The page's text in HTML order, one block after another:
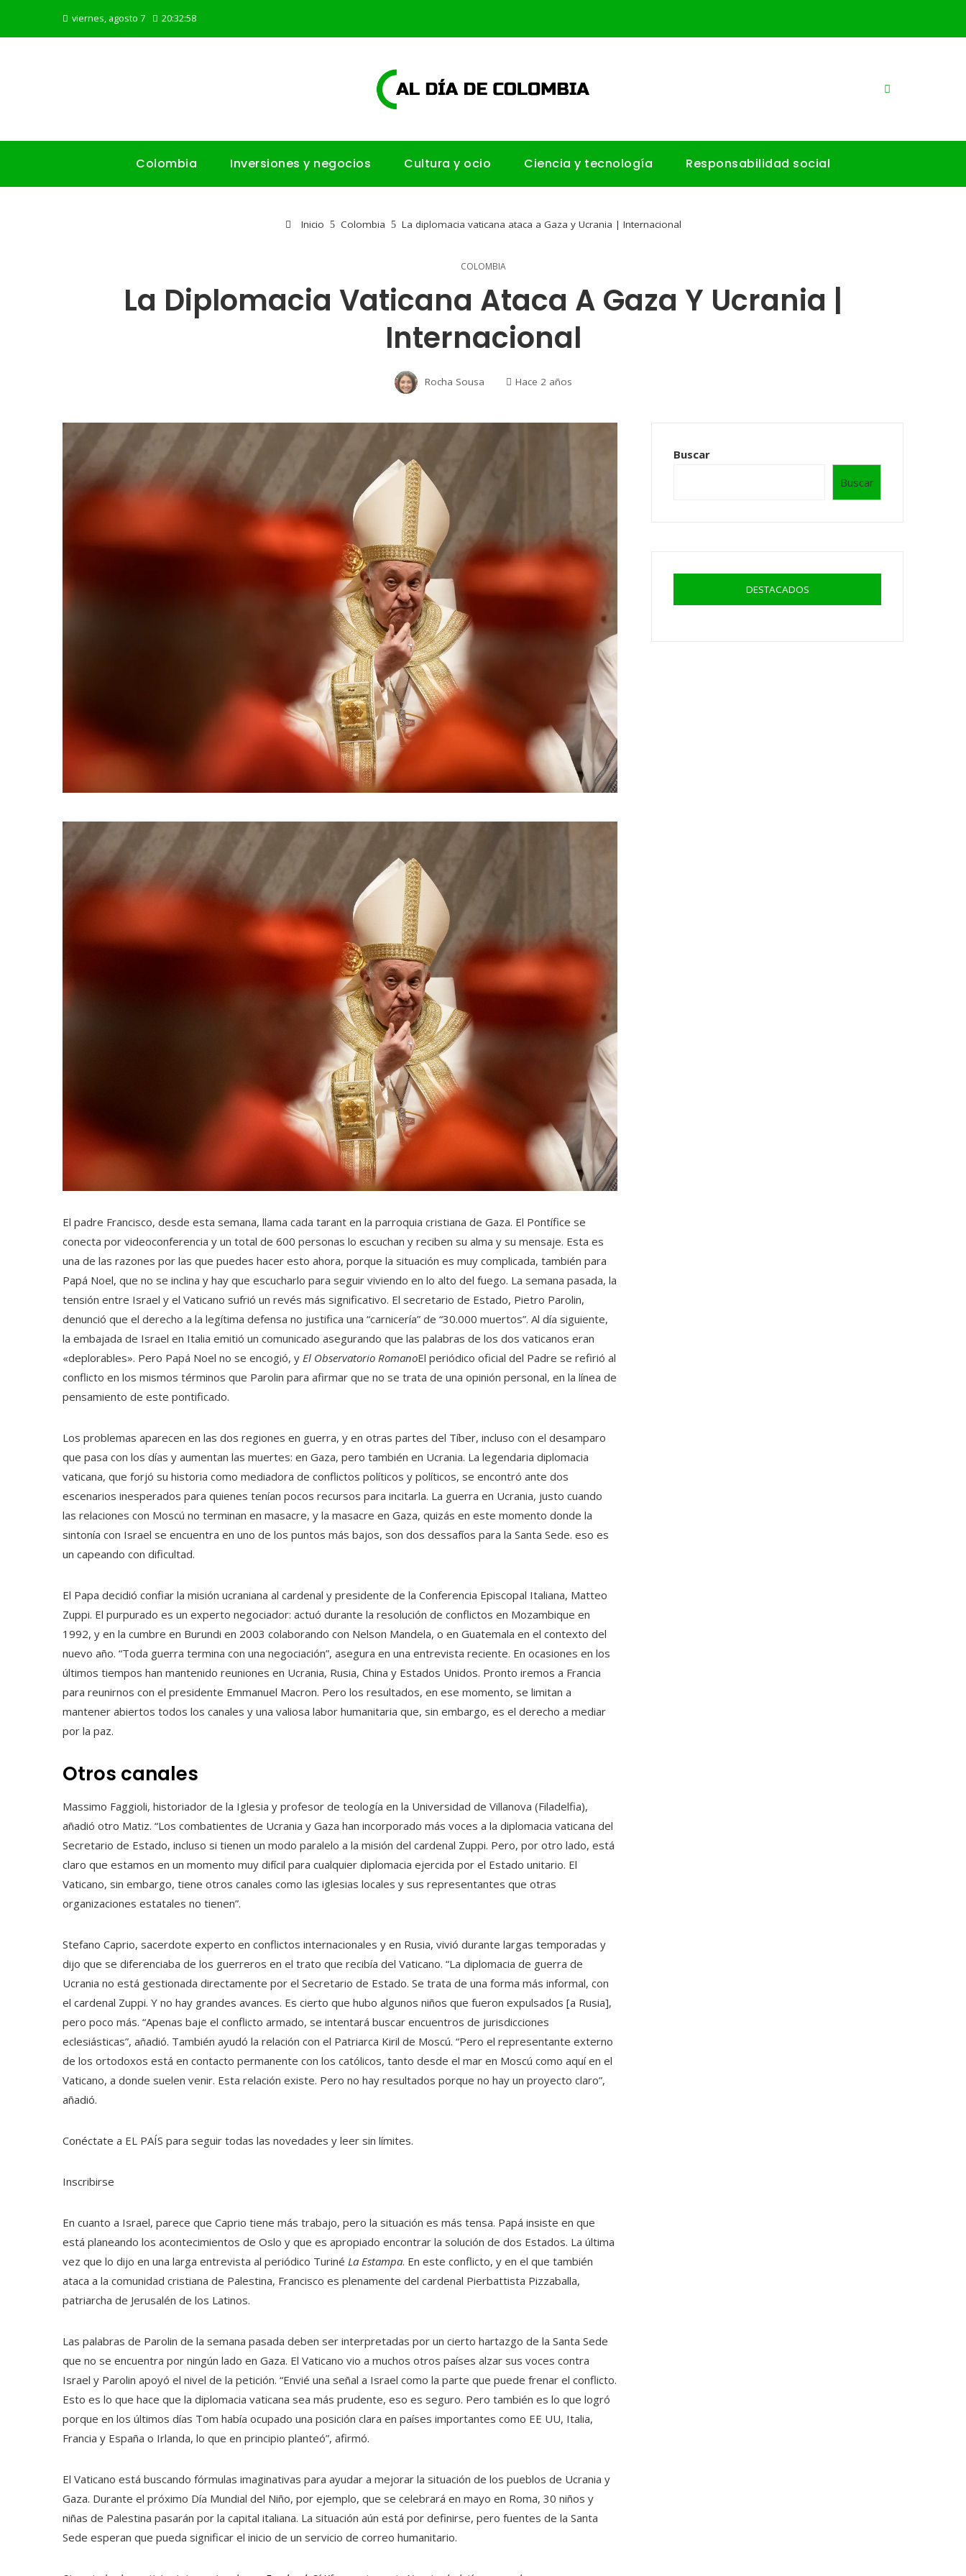
viernes, agosto 7 20:33:00
Colombia Inversiones y negocios Cultura y ocio Ciencia y tecnología Responsabilidad social
Inicio Colombia La diplomacia vaticana ataca a Gaza y Ucrania | Internacional
COLOMBIA
La Diplomacia Vaticana Ataca A Gaza Y Ucrania |
Internacional
Rocha Sousa Hace 2 años
El padre Francisco, desde esta semana, llama cada tarant en la parroquia cristiana de Gaza. El Pontífice se
conecta por videoconferencia y un total de 600 personas lo escuchan y reciben su alma y su mensaje. Esta es
una de las razones por las que puedes hacer esto ahora, porque la situación es muy complicada, también para
Papá Noel, que no se inclina y hay que escucharlo para seguir viviendo en lo alto del fuego. La semana pasada, la
tensión entre Israel y el Vaticano sufrió un revés más significativo. El secretario de Estado, Pietro Parolin,
denunció que el derecho a la legítima defensa no justifica una “carnicería” de “30.000 muertos”. Al día siguiente,
la embajada de Israel en Italia emitió un comunicado asegurando que las palabras de los dos vaticanos eran
«deplorables». Pero Papá Noel no se encogió, y El Observatorio RomanoEl periódico oficial del Padre se refirió al
conflicto en los mismos términos que Parolin para afirmar que no se trata de una opinión personal, en la línea de
pensamiento de este pontificado.
Los problemas aparecen en las dos regiones en guerra, y en otras partes del Tíber, incluso con el desamparo
que pasa con los días y aumentan las muertes: en Gaza, pero también en Ucrania. La legendaria diplomacia
vaticana, que forjó su historia como mediadora de conflictos políticos y políticos, se encontró ante dos
escenarios inesperados para quienes tenían pocos recursos para incitarla. La guerra en Ucrania, justo cuando
las relaciones con Moscú no terminan en masacre, y la masacre en Gaza, quizás en este momento donde la
sintonía con Israel se encuentra en uno de los puntos más bajos, son dos dessafíos para la Santa Sede. eso es
un capeando con dificultad.
El Papa decidió confiar la misión ucraniana al cardenal y presidente de la Conferencia Episcopal Italiana, Matteo
Zuppi. El purpurado es un experto negociador: actuó durante la resolución de conflictos en Mozambique en
1992, y en la cumbre en Burundi en 2003 colaborando con Nelson Mandela, o en Guatemala en el contexto del
nuevo año. “Toda guerra termina con una negociación”, asegura en una entrevista reciente. En ocasiones en los
últimos tiempos han mantenido reuniones en Ucrania, Rusia, China y Estados Unidos. Pronto iremos a Francia
para reunirnos con el presidente Emmanuel Macron. Pero los resultados, en ese momento, se limitan a
mantener abiertos todos los canales y una valiosa labor humanitaria que, sin embargo, es el derecho a mediar
por la paz.
Otros canales
Massimo Faggioli, historiador de la Iglesia y profesor de teología en la Universidad de Villanova (Filadelfia),
añadió otro Matiz. “Los combatientes de Ucrania y Gaza han incorporado más voces a la diplomacia vaticana del
Secretario de Estado, incluso si tienen un modo paralelo a la misión del cardenal Zuppi. Pero, por otro lado, está
claro que estamos en un momento muy difícil para cualquier diplomacia ejercida por el Estado unitario. El
Vaticano, sin embargo, tiene otros canales como las iglesias locales y sus representantes que otras
organizaciones estatales no tienen”.
Stefano Caprio, sacerdote experto en conflictos internacionales y en Rusia, vivió durante largas temporadas y
dijo que se diferenciaba de los guerreros en el trato que recibía del Vaticano. “La diplomacia de guerra de
Ucrania no está gestionada directamente por el Secretario de Estado. Se trata de una forma más informal, con
el cardenal Zuppi. Y no hay grandes avances. Es cierto que hubo algunos niños que fueron expulsados [a Rusia],
pero poco más. “Apenas baje el conflicto armado, se intentará buscar encuentros de jurisdicciones
eclesiásticas”, añadió. También ayudó la relación con el Patriarca Kiril de Moscú. “Pero el representante externo
de los ortodoxos está en contacto permanente con los católicos, tanto desde el mar en Moscú como aquí en el
Vaticano, a donde suelen venir. Esta relación existe. Pero no hay resultados porque no hay un proyecto claro”,
añadió.
Conéctate a EL PAÍS para seguir todas las novedades y leer sin límites.
Inscribirse
En cuanto a Israel, parece que Caprio tiene más trabajo, pero la situación es más tensa. Papá insiste en que
está planeando los acontecimientos de Oslo y que es apropiado encontrar la solución de dos Estados. La última
vez que lo dijo en una larga entrevista al periódico Turiné La Estampa. En este conflicto, y en el que también
ataca a la comunidad cristiana de Palestina, Francisco es plenamente del cardenal Pierbattista Pizzaballa,
patriarcha de Jerusalén de los Latinos.
Las palabras de Parolin de la semana pasada deben ser interpretadas por un cierto hartazgo de la Santa Sede
que no se encuentra por ningún lado en Gaza. El Vaticano vio a muchos otros países alzar sus voces contra
Israel y Parolin apoyó el nivel de la petición. “Envié una señal a Israel como la parte que puede frenar el conflicto.
Esto es lo que hace que la diplomacia vaticana sea más prudente, eso es seguro. Pero también es lo que logró
porque en los últimos días Tom había ocupado una posición clara en países importantes como EE UU, Italia,
Francia y España o Irlanda, lo que en principio planteó”, afirmó.
El Vaticano está buscando fórmulas imaginativas para ayudar a mejorar la situación de los pueblos de Ucrania y
Gaza. Durante el próximo Día Mundial del Niño, por ejemplo, que se celebrará en mayo en Roma, 30 niños y
niñas de Palestina pasarán por la capital italiana. La situación aún está por definirse, pero fuentes de la Santa
Sede esperan que pueda significar el inicio de un servicio de correo humanitario.
Buscar
Buscar
DESTACADOS